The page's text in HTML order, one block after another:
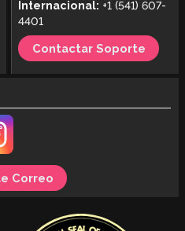
Internacional: +1 (541) 607-
4401
Contactar Soporte
Correo